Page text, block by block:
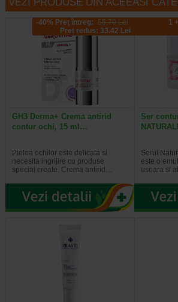
-40% Preț întreg: 55,70 Lei
Preț redus: 33.42 Lei
GH3 Derma+ Crema antirid
contur ochi, 15 ml…
Pielea ochilor este delicata si
necesita ingrijire cu produse
special create. Crema antirid…
1
Ser
Serul
este o
usoara si